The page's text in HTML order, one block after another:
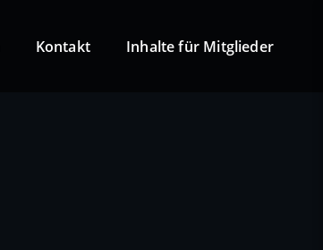
Kontakt Inhalte für Mitglieder